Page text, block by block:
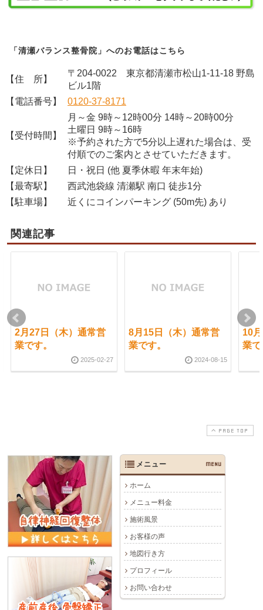
「清瀬バランス整骨院」へのお電話はこちら
【住 所】
〒204-0022 東京都清瀬市松山1-11-18 野島
ビル1階
【電話番号】
0120-37-8171
【受付時間】
月～金 9時～12時00分 14時～20時00分
土曜日 9時～16時
※予約された方で5分以上遅れた場合は、受
付順でのご案内とさせていただきます。
【定休日】
日・祝日 (他 夏季休暇 年末年始)
【最寄駅】
西武池袋線 清瀬駅 南口 徒歩1分
【駐車場】
近くにコインパーキング (50m先) あり
関連記事
2月27日（木）通常営
業です。
2025-02-27
8月15日（木）通常営
業です。
2024-08-15
10
業
PAGE TOP
メニュー MENU
ホーム
メニュー料金
施術風景
お客様の声
地図行き方
プロフィール
お問い合わせ